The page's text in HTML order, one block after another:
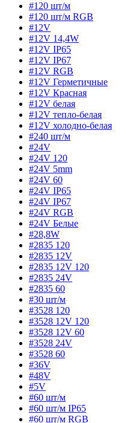
#120 шт/м
#120 шт/м RGB
#12V
#12V 14,4W
#12V IP65
#12V IP67
#12V RGB
#12V Герметичные
#12V Красная
#12V белая
#12V тепло-белая
#12V холодно-белая
#240 шт/м
#24V
#24V 120
#24V 5mm
#24V 60
#24V IP65
#24V IP67
#24V RGB
#24V Белые
#28,8W
#2835 120
#2835 12V
#2835 12V 120
#2835 24V
#2835 60
#30 шт/м
#3528 120
#3528 12V 120
#3528 12V 60
#3528 24V
#3528 60
#36V
#48V
#5V
#60 шт/м
#60 шт/м IP65
#60 шт/м RGB